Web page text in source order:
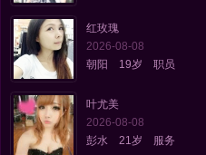
红玫瑰
2026-08-08
朝阳 19岁 职员
叶尤美
2026-08-08
彭水 21岁 服务